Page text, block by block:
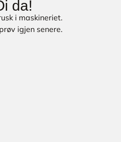
da!
i maskineriet.
igjen senere.